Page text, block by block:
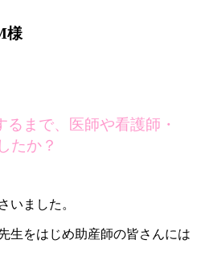
様
まで、医師や看護師・
たか？
いました。
生をはじめ助産師の皆さんには